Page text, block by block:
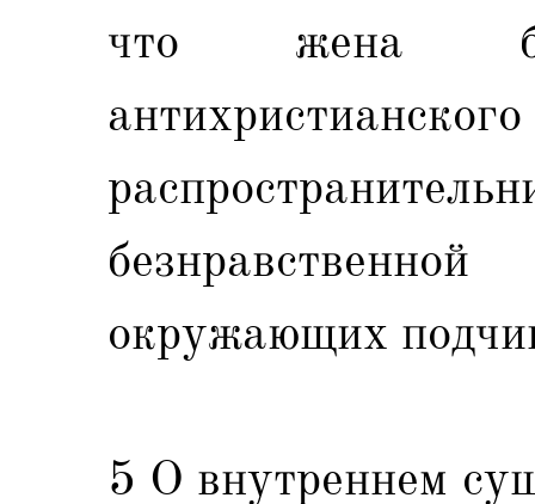
что жена
окружающих
5 О внутреннем